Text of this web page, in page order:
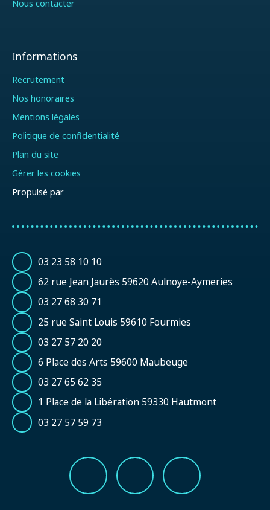
Nous contacter
Informations
Recrutement
Nos honoraires
Mentions légales
Politique de confidentialité
Plan du site
Gérer les cookies
Propulsé par
03 23 58 10 10
62 rue Jean Jaurès 59620 Aulnoye-Aymeries
03 27 68 30 71
25 rue Saint Louis 59610 Fourmies
03 27 57 20 20
6 Place des Arts 59600 Maubeuge
03 27 65 62 35
1 Place de la Libération 59330 Hautmont
03 27 57 59 73